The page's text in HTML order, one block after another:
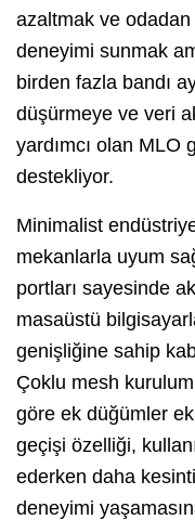
azaltmak ve odadan
deneyimi sunmak
birden fazla bandı
düşürmeye ve veri
yardımcı olan MLO
destekliyor.
Minimalist
mekanlarla uyum
portları sayesinde
masaüstü
genişliğine sahip
Çoklu mesh
göre ek düğümler
geçişi özelliği,
ederken daha
deneyimi